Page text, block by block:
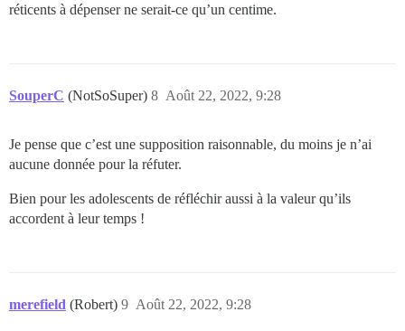
réticents à dépenser ne serait-ce qu’un centime.
SouperC (NotSoSuper) Août 22, 2022, 9:28
8
Je pense que c’est une supposition raisonnable, du moins je n’ai
aucune donnée pour la réfuter.
Bien pour les adolescents de réfléchir aussi à la valeur qu’ils
accordent à leur temps !
merefield (Robert) Août 22, 2022, 9:28
9